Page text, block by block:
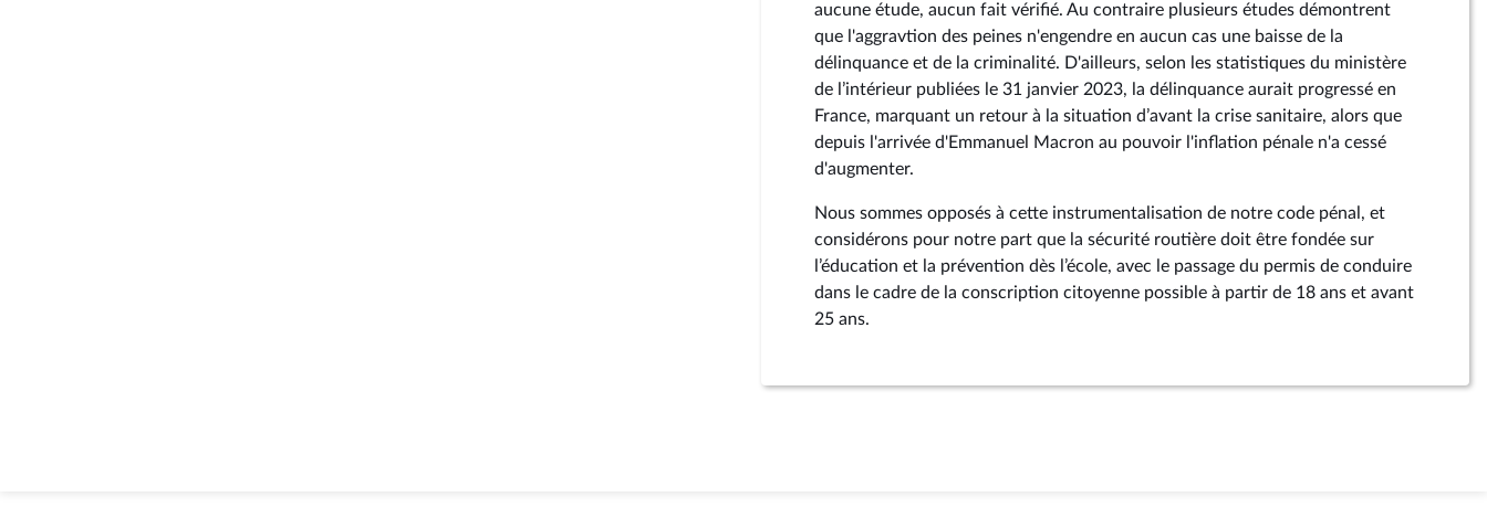
aucune étude, aucun fait vérifié. Au contraire plusieurs études démontrent
que l'aggravtion des peines n'engendre en aucun cas une baisse de la
délinquance et de la criminalité. D'ailleurs, selon les statistiques du ministère
de l’intérieur publiées le 31 janvier 2023, la délinquance aurait progressé en
France, marquant un retour à la situation d’avant la crise sanitaire, alors que
depuis l'arrivée d'Emmanuel Macron au pouvoir l'inflation pénale n'a cessé
d'augmenter.
Nous sommes opposés à cette instrumentalisation de notre code pénal, et
considérons pour notre part que la sécurité routière doit être fondée sur
l’éducation et la prévention dès l’école, avec le passage du permis de conduire
dans le cadre de la conscription citoyenne possible à partir de 18 ans et avant
25 ans.